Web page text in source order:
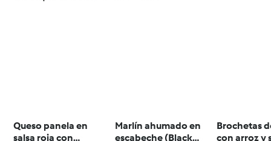
Queso panela en
salsa roja con
Marlín ahumado en
escabeche (Black
Brochetas
con arroz y